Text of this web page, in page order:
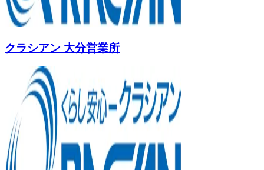
クラシアン 大分営業所